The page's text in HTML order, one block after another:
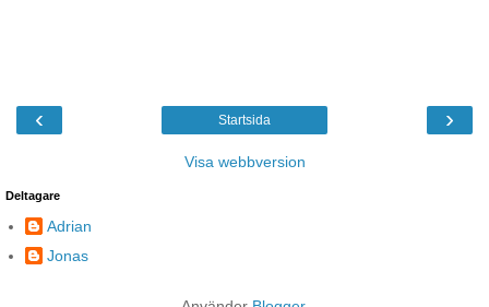
‹ ›
Startsida
Visa webbversion
Deltagare
Adrian
Jonas